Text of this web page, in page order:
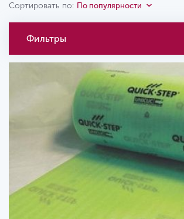
Сортировать по: По популярности
Фильтры